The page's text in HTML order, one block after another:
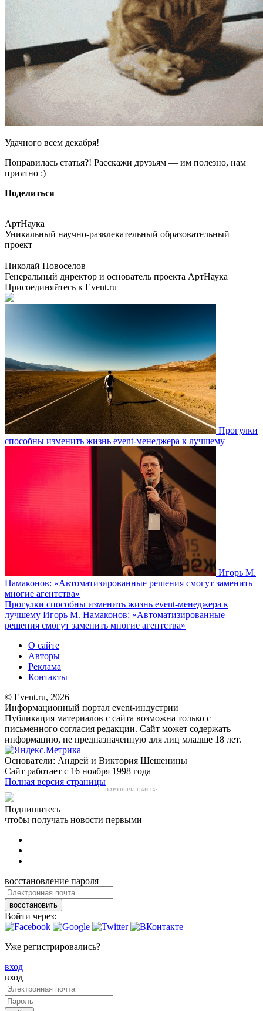
Удачного всем декабря!
Понравилась статья?! Расскажи друзьям — им полезно, нам
приятно :)
Поделиться
АртНаука
Уникальный научно-развлекательный образовательный
проект
Николай Новоселов
Генеральный директор и основатель проекта АртНаука
Присоединяйтесь к Event.ru
Прогулки
способны изменить жизнь event-менеджера к лучшему
Игорь М.
Намаконов: «Автоматизированные решения смогут заменить
многие агентства»
Прогулки способны изменить жизнь event-менеджера к
лучшему Игорь М. Намаконов: «Автоматизированные
решения смогут заменить многие агентства»
О сайте
Авторы
Реклама
Контакты
© Event.ru, 2026
Информационный портал event-индустрии
Публикация материалов с сайта возможна только с
письменного согласия редакции. Сайт может содержать
информацию, не предназначенную для лиц младше 18 лет.
Основатели: Андрей и Виктория Шешенины
Сайт работает с 16 ноября 1998 года
Полная версия страницы
ПАРТНЕРЫ САЙТА:
Подпишитесь
чтобы получать новости первыми
восстановление пароля
восстановить
Войти через:
Уже регистрировались?
вход
вход